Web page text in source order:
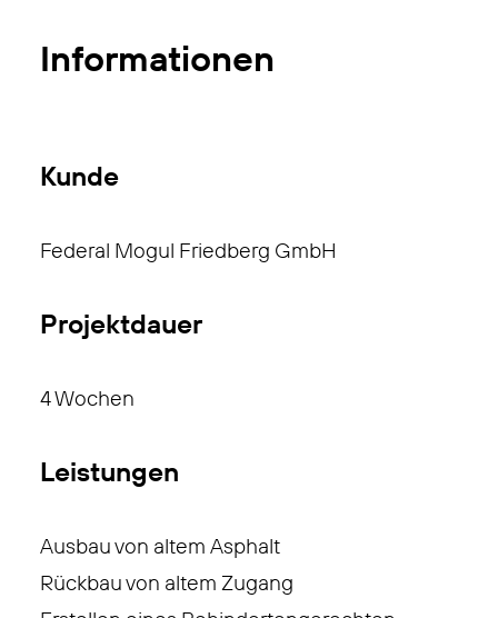
Informationen
Kunde
Federal Mogul Friedberg GmbH
Projektdauer
4 Wochen
Leistungen
Ausbau von altem Asphalt
Rückbau von altem Zugang